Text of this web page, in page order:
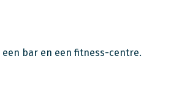
bar en een fitness-centre.